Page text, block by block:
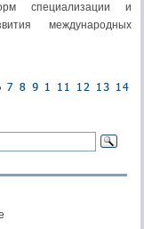
специализации и
международных